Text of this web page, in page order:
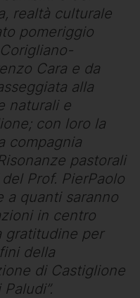
realtà culturale
pomeriggio
Cara e da
alla
naturali e
con loro la
compagnia
pastorali
Prof. PierPaolo
a quanti saranno
in centro
gratitudine per
della
di Castiglione